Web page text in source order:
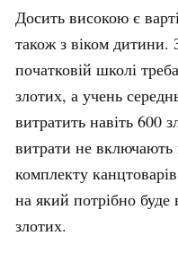
Досить високою є
також з віком дитини.
початковій школі
злотих, а учень
витратить навіть 600
витрати не включають
комплекту
на який потрібно
злотих.